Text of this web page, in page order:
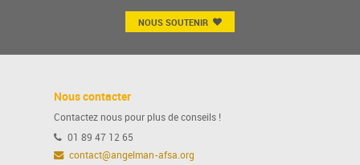
NOUS SOUTENIR
Nous contacter
Contactez nous pour plus de conseils !
01 89 47 12 65
contact@angelman-afsa.org